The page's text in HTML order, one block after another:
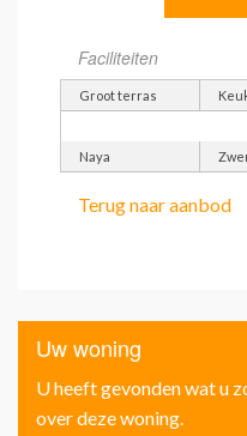
Faciliteiten
Groot terras
Naya
Terug naar aanbod
Uw woning
U heeft gevonden wat u
over deze woning.